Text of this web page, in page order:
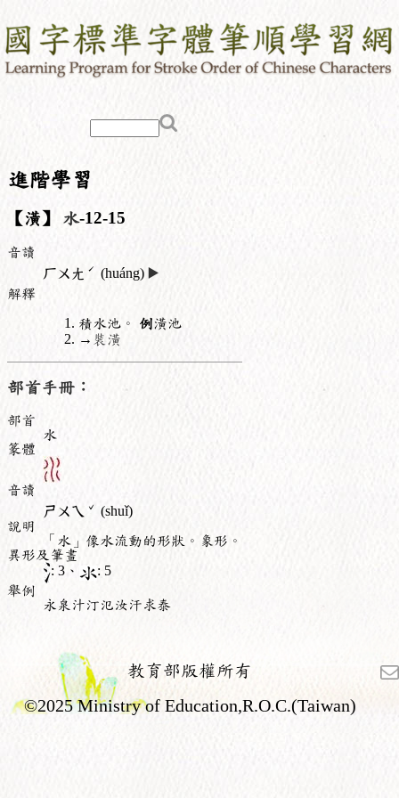
進階學習
【潢】 水-12-15
音讀
ㄏㄨㄤ ˊ (huáng) ▶️
解釋
積水池。 例潢池
→ 裝潢
部首手冊：
部首
水
篆體
音讀
ㄕㄨㄟ ˇ (shuǐ)
說明
「水」像水流動的形狀。象形。
異形及筆畫
: 3、
: 5
舉例
永泉汁汀氾汝汗求泰
教育部版權所有
©2025 Ministry of Education,R.O.C.(Taiwan)